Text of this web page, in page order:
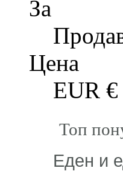
За
Цена
EUR €
Топ
Еден и